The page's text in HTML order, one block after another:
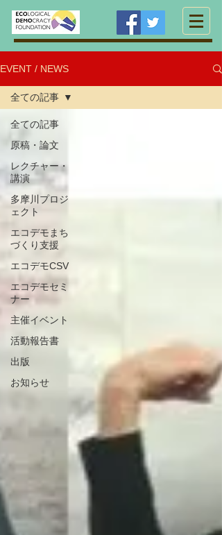
EVENT / NEWS
全ての記事
原稿・論文
レクチャー・
講演
多摩川プロジ
ェクト
エコデモまち
づくり支援
エコデモCSV
エコデモセミ
ナー
主催イベント
活動報告書
出版
お知らせ
全ての記事